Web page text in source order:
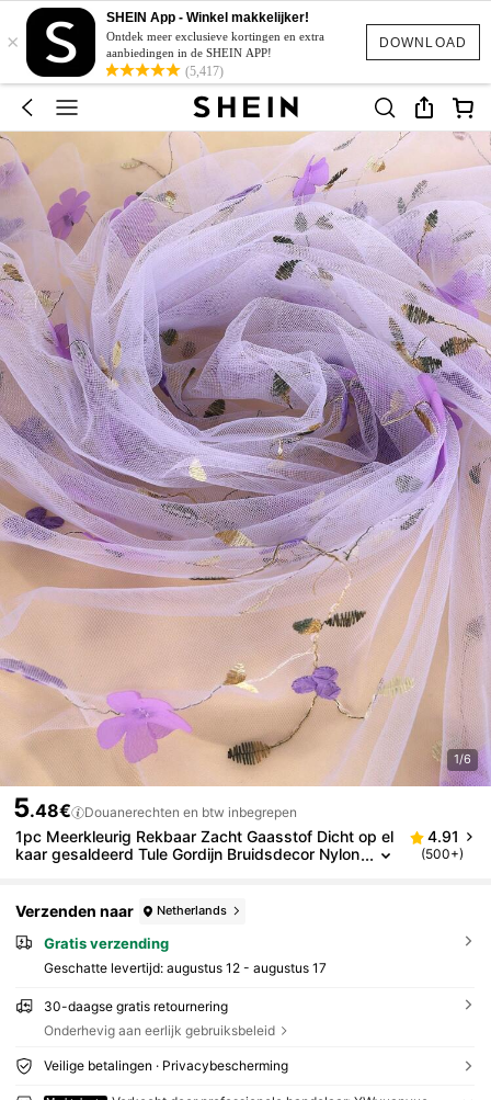
DOWNLOAD
×
SHEIN App - Winkel makkelijker!
Ontdek meer exclusieve kortingen en extra
aanbiedingen in de SHEIN APP!
(5,417)
1/6
5.48€ Douanerechten en btw inbegrepen
1pc Meerkleurig Rekbaar Zacht Gaasstof Dicht op el
kaar gesaldeerd Tule Gordijn Bruidsdecor Nylon
4.91
(500+)
Verzenden naar Netherlands
Gratis verzending
Geschatte levertijd: augustus 12 - augustus 17
30-daagse gratis retournering
Onderhevig aan eerlijk gebruiksbeleid
Veilige betalingen · Privacybescherming